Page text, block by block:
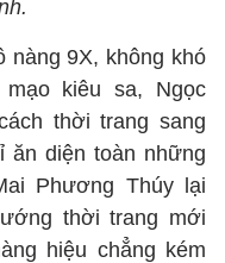
nàng 9X, không khó
kiêu sa, Ngọc
thời trang sang
ăn diện toàn những
Phương Thúy lại
thời trang mới
hiệu chẳng kém